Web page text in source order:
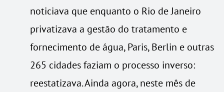
noticiava que enquanto o Rio de Janeiro
privatizava a gestão do tratamento e
fornecimento de água, Paris, Berlin e outras
265 cidades faziam o processo inverso:
reestatizava. Ainda agora, neste mês de